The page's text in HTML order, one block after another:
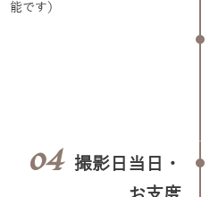
能です）
04
撮影日当日・